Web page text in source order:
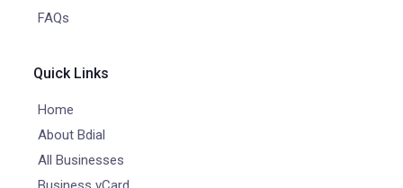
FAQs
Quick Links
Home
About Bdial
All Businesses